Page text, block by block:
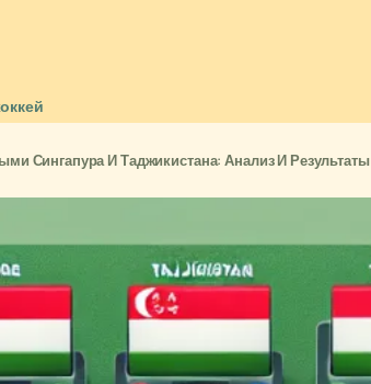
Сингапура И Таджикистана: Анализ И Результаты